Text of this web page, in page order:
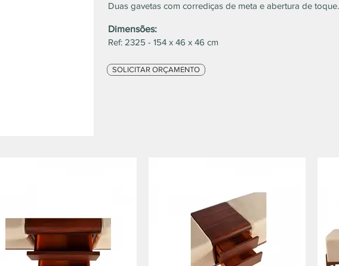
Duas gavetas com corrediças de meta e abertura de toque.
Dimensões:
Ref: 2325 - 154 x 46 x 46 cm
SOLICITAR ORÇAMENTO